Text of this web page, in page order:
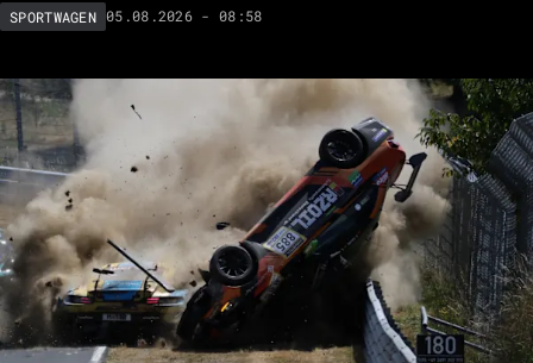
SPORTWAGEN 05.08.2026 - 08:58